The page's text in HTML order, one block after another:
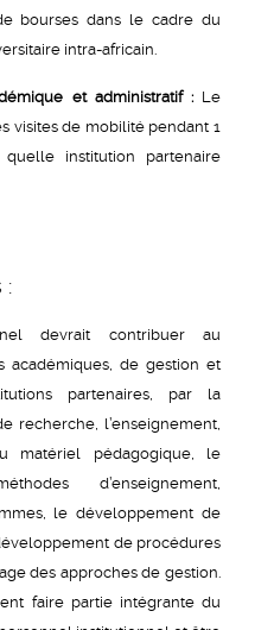
bourses dans le cadre du
intra-africain.
et administratif : Le
visites de mobilité pendant 1
institution partenaire
:
devrait contribuer au
académiques, de gestion et
partenaires, par la
recherche, l’enseignement,
matériel pédagogique, le
d’enseignement,
le développement de
de procédures
des approches de gestion.
faire partie intégrante du